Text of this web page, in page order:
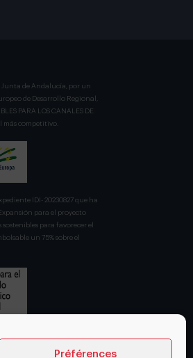
Préférences
Junta de Andalucía, por un
de Desarrollo Regional,
PARA LOS CANALES DE
más competitivo.
IDI- 20230827 que ha
para el proyecto
para favorecer el
un 75% sobre el